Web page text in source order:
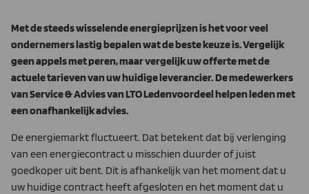
Met de steeds wisselende energieprijzen is het voor veel
ondernemers lastig bepalen wat de beste keuze is. Vergelijk
geen appels met peren, maar vergelijk uw offerte met de
actuele tarieven van uw huidige leverancier.De medewerkers
van Service & Advies van LTO Ledenvoordeel helpen leden met
een onafhankelijk advies.
De energiemarkt fluctueert. Dat betekent dat bij verlenging
van een energiecontract u misschien duurder of juist
goedkoper uit bent. Dit is afhankelijk van het moment dat u
uw huidige contract heeft afgesloten en het moment dat u